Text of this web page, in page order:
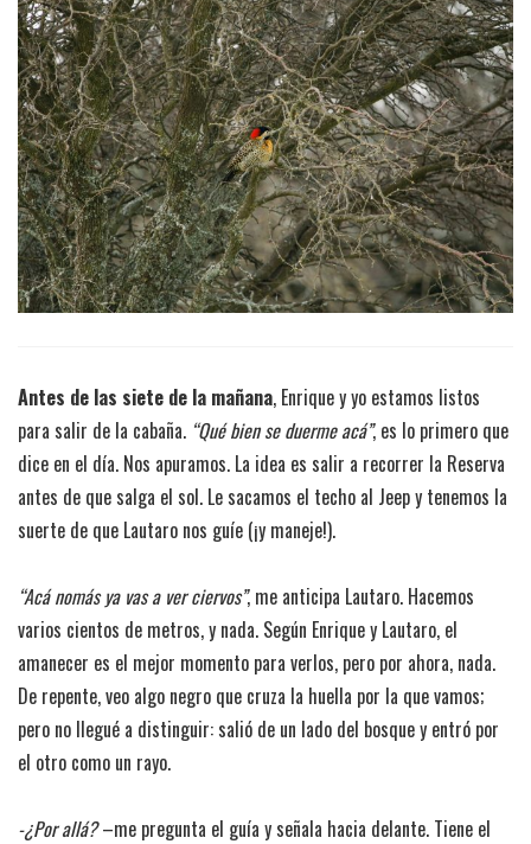
Antes de las siete de la mañana, Enrique y yo estamos listos
para salir de la cabaña. “Qué bien se duerme acá”, es lo primero que
dice en el día. Nos apuramos. La idea es salir a recorrer la Reserva
antes de que salga el sol. Le sacamos el techo al Jeep y tenemos la
suerte de que Lautaro nos guíe (¡y maneje!).
“Acá nomás ya vas a ver ciervos”, me anticipa Lautaro. Hacemos
varios cientos de metros, y nada. Según Enrique y Lautaro, el
amanecer es el mejor momento para verlos, pero por ahora, nada.
De repente, veo algo negro que cruza la huella por la que vamos;
pero no llegué a distinguir: salió de un lado del bosque y entró por
el otro como un rayo.
-¿Por allá?–me pregunta el guía y señala hacia delante. Tiene el